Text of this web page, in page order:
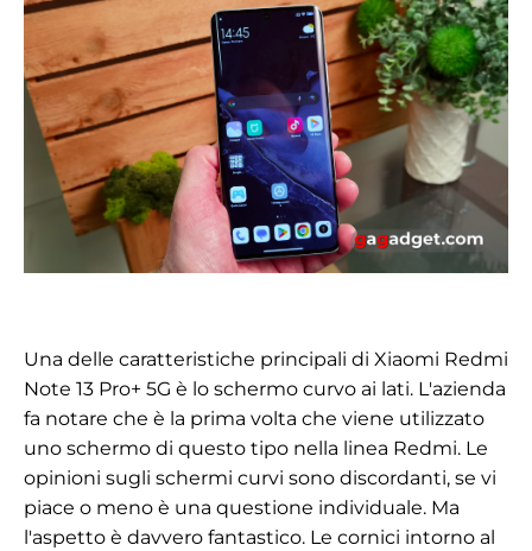
Una delle caratteristiche principali di Xiaomi Redmi
Note 13 Pro+ 5G è lo schermo curvo ai lati. L'azienda
fa notare che è la prima volta che viene utilizzato
uno schermo di questo tipo nella linea Redmi. Le
opinioni sugli schermi curvi sono discordanti, se vi
piace o meno è una questione individuale. Ma
l'aspetto è davvero fantastico. Le cornici intorno al